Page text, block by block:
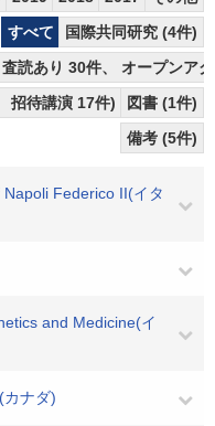
すべて
国際共同研究 (4件)
読あり 30件、 オープンア
招待講演 17件)
図書 (1件)
備考 (5件)
Federico II(イタ
and Medicine(イ
カナダ)